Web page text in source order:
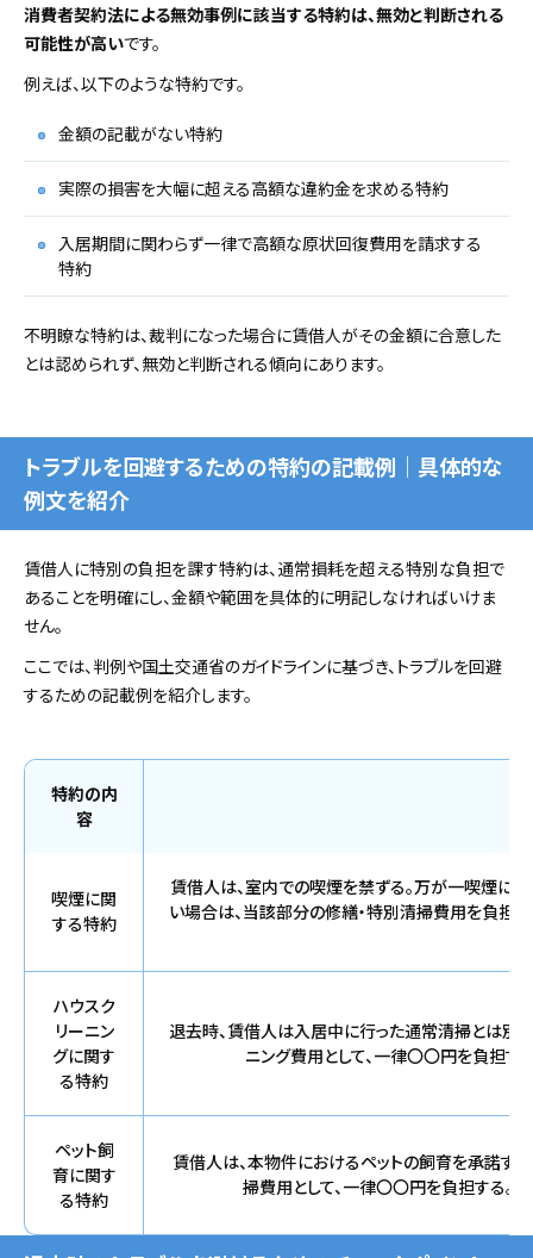
消費者契約法による無効事例に該当する特約は、無効と判断される
可能性が高いです。
例えば、以下のような特約です。
金額の記載がない特約
実際の損害を大幅に超える高額な違約金を求める特約
入居期間に関わらず一律で高額な原状回復費用を請求する
特約
不明瞭な特約は、裁判になった場合に賃借人がその金額に合意した
とは認められず、無効と判断される傾向にあります。
トラブルを回避するための特約の記載例｜具体的な
例文を紹介
賃借人に特別の負担を課す特約は、通常損耗を超える特別な負担で
あることを明確にし、金額や範囲を具体的に明記しなければいけま
せん。
ここでは、判例や国土交通省のガイドラインに基づき、トラブルを回避
するための記載例を紹介します。
特約の内
容
喫煙に関
する特約
賃借人は、室内での喫煙を禁ずる。万が一喫煙に
い場合は、当該部分の修繕・特別清掃費用を負担
ハウスク
リーニン
グに関す
る特約
退去時、賃借人は入居中に行った通常清掃とは別
ニング費用として、一律〇〇円を負担す
ペット飼
育に関す
る特約
賃借人は、本物件におけるペットの飼育を承諾す
掃費用として、一律〇〇円を負担する。